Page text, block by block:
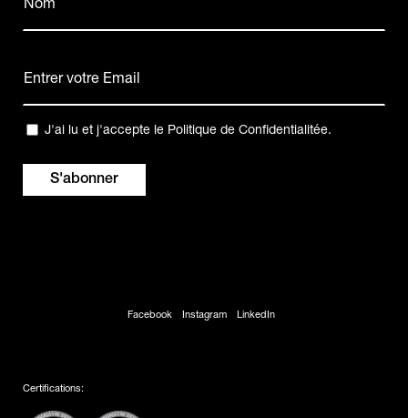
mail
Confidentialité
J'ai lu et j'accepte le Politique de Confidentialitée.
Certifications:
Facebook Instagram LinkedIn